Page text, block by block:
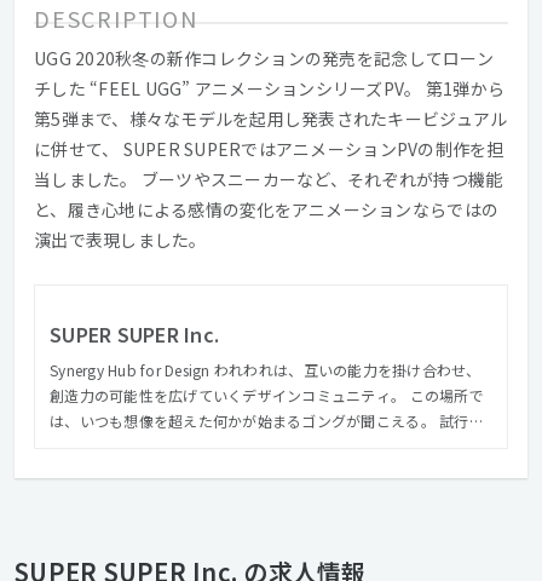
DESCRIPTION
UGG 2020秋冬の新作コレクションの発売を記念してローン
チした “FEEL UGG” アニメーションシリーズPV。 第1弾から
第5弾まで、様々なモデルを起用し発表されたキービジュアル
に併せて、 SUPER SUPERではアニメーションPVの制作を担
当しました。 ブーツやスニーカーなど、それぞれが持つ機能
と、履き心地による感情の変化をアニメーションならではの
演出で表現しました。
SUPER SUPER Inc.
Synergy Hub for Design われわれは、互いの能力を掛け合わせ、
創造力の可能性を広げていくデザインコミュニティ。 この場所で
は、いつも想像を超えた何かが始まるゴングが聞こえる。 試行錯
SUPER SUPER Inc. の求人情報